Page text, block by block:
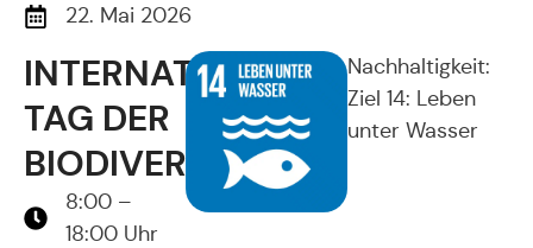
INTERNATIONALER
TAG DER
BIODIVERSITÄT
8:00 –
18:00 Uhr
Nachhaltigkeit:
Ziel 14: Leben
unter Wasser
22. Mai 2026